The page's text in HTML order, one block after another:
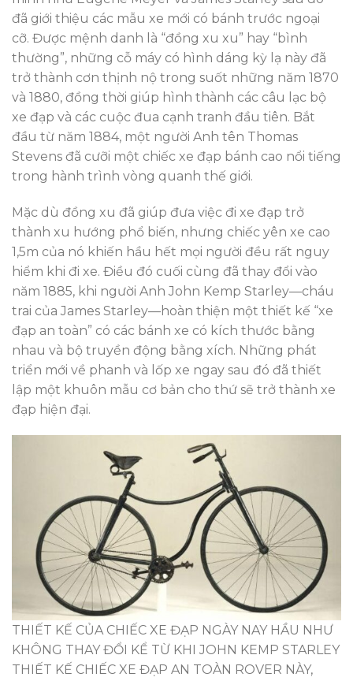
đã giới thiệu các mẫu xe mới có bánh trước ngoại
cỡ. Được mệnh danh là “đồng xu xu” hay “bình
thường”, những cỗ máy có hình dáng kỳ lạ này đã
trở thành cơn thịnh nộ trong suốt những năm 1870
và 1880, đồng thời giúp hình thành các câu lạc bộ
xe đạp và các cuộc đua cạnh tranh đầu tiên. Bắt
đầu từ năm 1884, một người Anh tên Thomas
Stevens đã cưỡi một chiếc xe đạp bánh cao nổi tiếng
trong hành trình vòng quanh thế giới.
Mặc dù đồng xu đã giúp đưa việc đi xe đạp trở
thành xu hướng phổ biến, nhưng chiếc yên xe cao
1,5m của nó khiến hầu hết mọi người đều rất nguy
hiểm khi đi xe. Điều đó cuối cùng đã thay đổi vào
năm 1885, khi người Anh John Kemp Starley—cháu
trai của James Starley—hoàn thiện một thiết kế “xe
đạp an toàn” có các bánh xe có kích thước bằng
nhau và bộ truyền động bằng xích. Những phát
triển mới về phanh và lốp xe ngay sau đó đã thiết
lập một khuôn mẫu cơ bản cho thứ sẽ trở thành xe
đạp hiện đại.
THIẾT KẾ CỦA CHIẾC XE ĐẠP NGÀY NAY HẦU NHƯ
KHÔNG THAY ĐỔI KỂ TỪ KHI JOHN KEMP STARLEY
THIẾT KẾ CHIẾC XE ĐẠP AN TOÀN ROVER NÀY,